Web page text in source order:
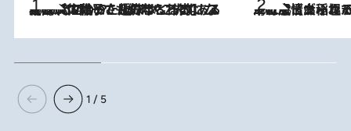
2026.8.5
【阿川佐和子さんの年とる力】なぜ70代で始めた趣味は“こんなに楽しい”のか？ ピアノ、俳句…スランプに陥っても続けられる“ある秘訣”とは 2026.8.5
下町風情あふれる台北屈指の人気エリア・大稲埕でセンスのいい台湾土産《ヴ
1 / 5